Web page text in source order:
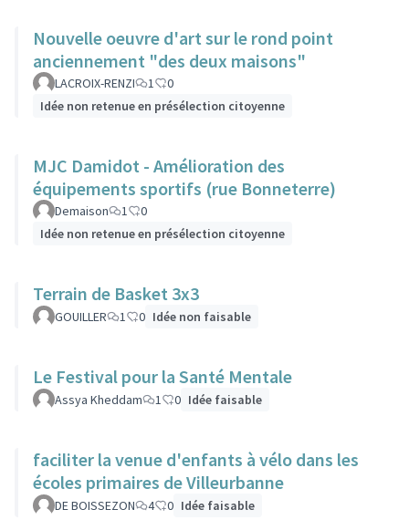
Nouvelle oeuvre d'art sur le rond point
anciennement "des deux maisons"
LACROIX-RENZI 1
0
Idée non retenue en présélection citoyenne
MJC Damidot - Amélioration des
équipements sportifs (rue Bonneterre)
Demaison 1
0
Idée non retenue en présélection citoyenne
Terrain de Basket 3x3
GOUILLER 1 0 Idée non faisable
Le Festival pour la Santé Mentale
Assya Kheddam 1 0 Idée faisable
faciliter la venue d'enfants à vélo dans les
écoles primaires de Villeurbanne
DE BOISSEZON 4 0 Idée faisable